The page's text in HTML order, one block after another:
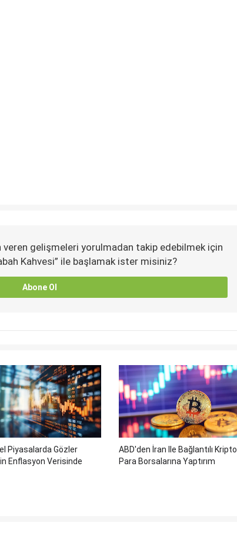
veren gelişmeleri yorulmadan takip edebilmek için
Kahvesi” ile başlamak ister misiniz?
Abone Ol
Piyasalarda Gözler
Enflasyon Verisinde
ABD'den İran Ile Bağlantılı Kripto
Para Borsalarına Yaptırım